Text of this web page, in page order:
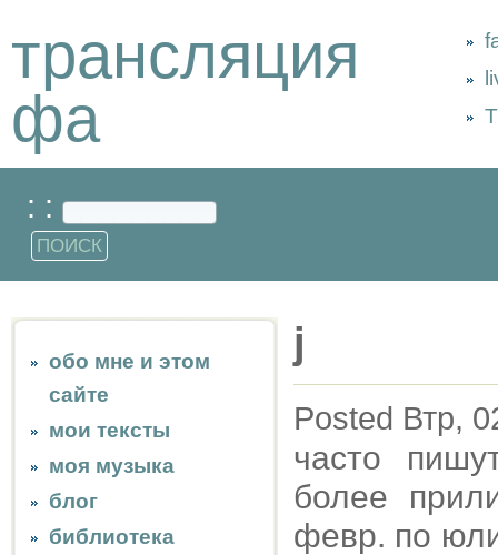
трансляция
фа
: :
обо мне и этом
сайте
мои тексты
моя музыка
блог
библиотека
j
Posted Втр,
часто
более
февр. по